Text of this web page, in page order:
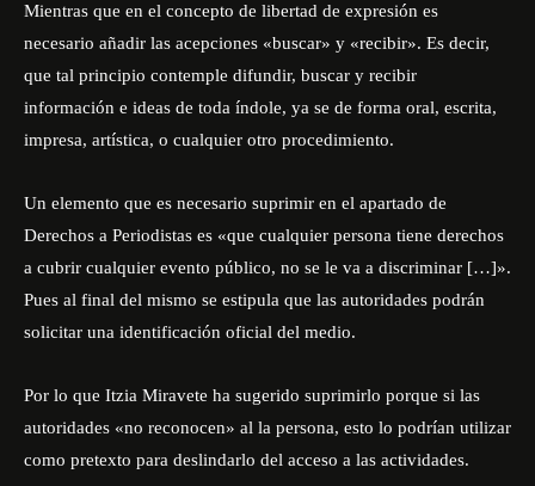
Mientras que en el concepto de libertad de expresión es
necesario añadir las acepciones «buscar» y «recibir». Es decir,
que tal principio contemple difundir, buscar y recibir
información e ideas de toda índole, ya se de forma oral, escrita,
impresa, artística, o cualquier otro procedimiento.
Un elemento que es necesario suprimir en el apartado de
Derechos a Periodistas es «que cualquier persona tiene derechos
a cubrir cualquier evento público, no se le va a discriminar […]».
Pues al final del mismo se estipula que las autoridades podrán
solicitar una identificación oficial del medio.
Por lo que Itzia Miravete ha sugerido suprimirlo porque si las
autoridades «no reconocen» al la persona, esto lo podrían utilizar
como pretexto para deslindarlo del acceso a las actividades.